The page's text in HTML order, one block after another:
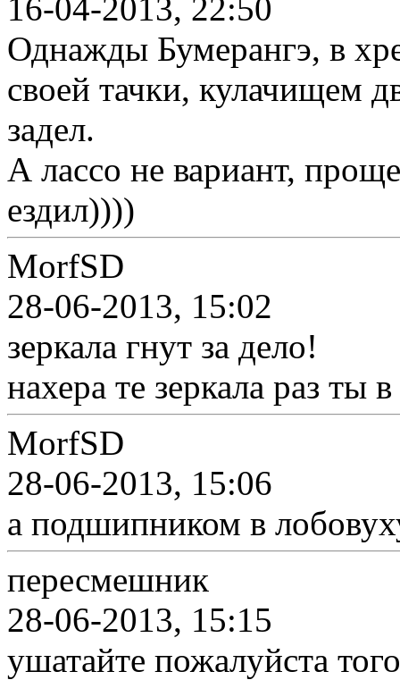
16-04-2013, 22:50
Однажды Бумерангэ, в
своей тачки, кулачищем
задел.
А лассо не вариант,
ездил))))
MorfSD
28-06-2013, 15:02
зеркала гнут за дело!
нахера те зеркала раз ты
MorfSD
28-06-2013, 15:06
а подшипником в
пересмешник
28-06-2013, 15:15
ушатайте пожалуйста